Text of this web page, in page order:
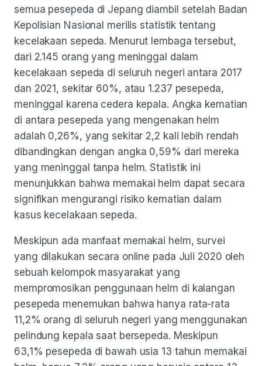
semua pesepeda di Jepang diambil setelah Badan
Kepolisian Nasional merilis statistik tentang
kecelakaan sepeda. Menurut lembaga tersebut,
dari 2.145 orang yang meninggal dalam
kecelakaan sepeda di seluruh negeri antara 2017
dan 2021, sekitar 60%, atau 1.237 pesepeda,
meninggal karena cedera kepala. Angka kematian
di antara pesepeda yang mengenakan helm
adalah 0,26%, yang sekitar 2,2 kali lebih rendah
dibandingkan dengan angka 0,59% dari mereka
yang meninggal tanpa helm. Statistik ini
menunjukkan bahwa memakai helm dapat secara
signifikan mengurangi risiko kematian dalam
kasus kecelakaan sepeda.
Meskipun ada manfaat memakai helm, survei
yang dilakukan secara online pada Juli 2020 oleh
sebuah kelompok masyarakat yang
mempromosikan penggunaan helm di kalangan
pesepeda menemukan bahwa hanya rata-rata
11,2% orang di seluruh negeri yang menggunakan
pelindung kepala saat bersepeda. Meskipun
63,1% pesepeda di bawah usia 13 tahun memakai